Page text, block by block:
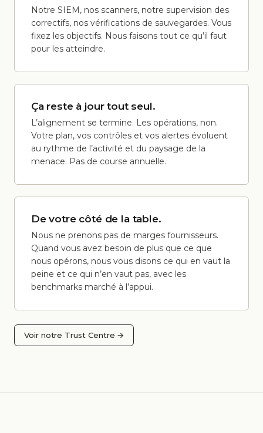
Notre SIEM, nos scanners, notre supervision des
correctifs, nos vérifications de sauvegardes. Vous
fixez les objectifs. Nous faisons tout ce qu’il faut
pour les atteindre.
Ça reste à jour tout seul.
L’alignement se termine. Les opérations, non.
Votre plan, vos contrôles et vos alertes évoluent
au rythme de l’activité et du paysage de la
menace. Pas de course annuelle.
De votre côté de la table.
Nous ne prenons pas de marges fournisseurs.
Quand vous avez besoin de plus que ce que
nous opérons, nous vous disons ce qui en vaut la
peine et ce qui n’en vaut pas, avec les
benchmarks marché à l’appui.
Voir notre Trust Centre →